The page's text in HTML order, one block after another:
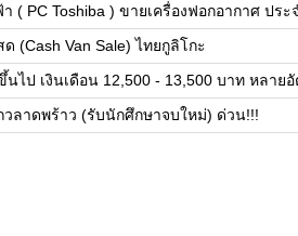
( PC Toshiba ) ขายเครื่องฟอกอากาศ ปร
(Cash Van Sale) ไทยกูลิโกะ
ไป เงินเดือน 12,500 - 13,500 บาท หลายอั
ลาดพร้าว (รับนักศึกษาจบใหม่) ด่วน!!!